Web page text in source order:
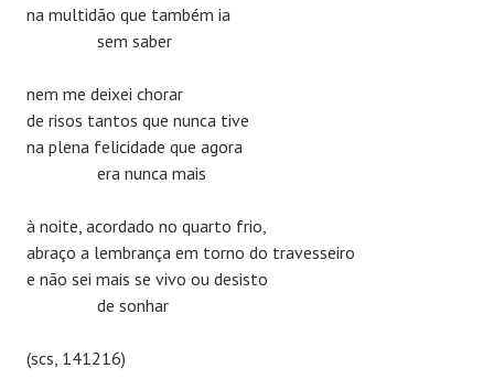
na multidão que também ia
sem saber
nem me deixei chorar
de risos tantos que nunca tive
na plena felicidade que agora
era nunca mais
à noite, acordado no quarto frio,
abraço a lembrança em torno do travesseiro
e não sei mais se vivo ou desisto
de sonhar
(scs, 141216)